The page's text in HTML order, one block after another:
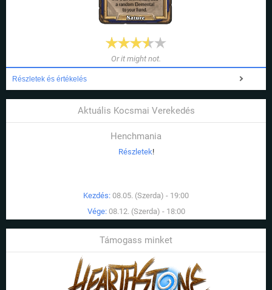
Or it might not.
Részletek és értékelés
Aktuális Kocsmai Verekedés
Henchmania
Részletek!
Kezdés: 08.05. (Szerda) - 19:00
Vége: 08.12. (Szerda) - 18:00
Támogass minket